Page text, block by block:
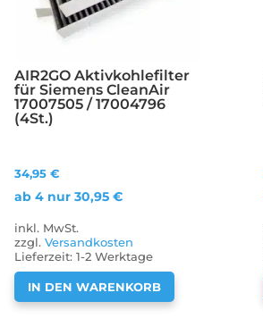
AIR2GO Aktivkohlefilter
für Siemens CleanAir
17007505 / 17004796
(4St.)
34,95€
ab 4 nur30,95€
inkl. MwSt.
zzgl.Versandkosten
Lieferzeit:1-2 Werktage
IN DEN WARENKORB